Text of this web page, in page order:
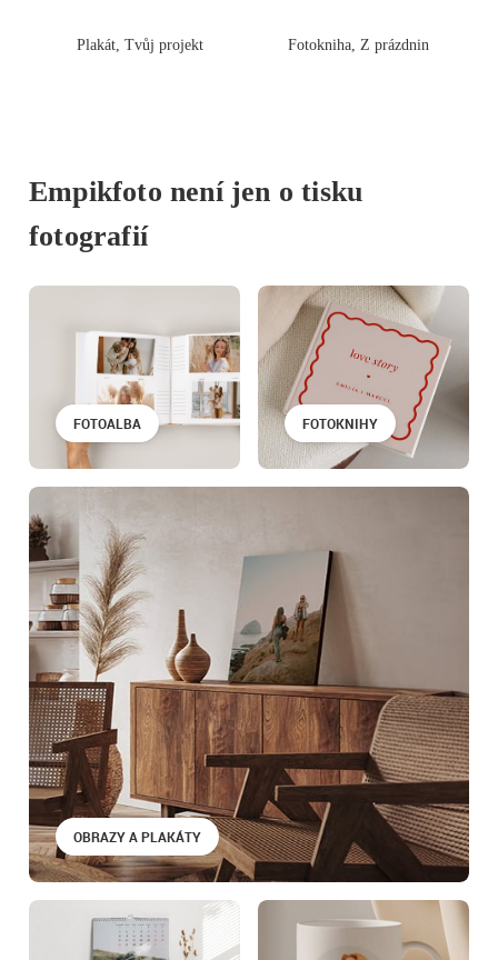
Plakát, Tvůj projekt Fotokniha, Z prázdnin
Empikfoto není jen o tisku
fotografií
OBRAZY A PLAKÁTY
FOTOALBA FOTOKNIHY